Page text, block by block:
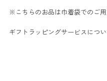
※こちらのお品は巾着袋でのご用
ギフトラッピングサービスにつ